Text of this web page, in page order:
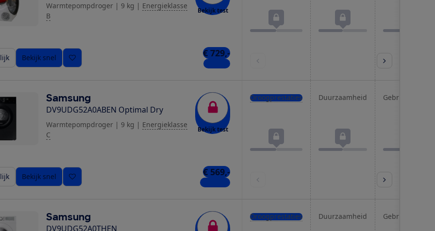
Warmtepompdroger | 9 kg | Energieklasse
B
Bekijk test
Bekijk snel € 729,-
1 winkel
Samsung
DV9UDG52A0ABEN Optimal Dry
Warmtepompdroger | 9 kg | Energieklasse
C
Bekijk test
Bekijk snel € 569,-
6 winkels
Droogprestaties Duurzaamheid Gebruiksgemak
Samsung
DV9UDG52A0THEN
Droogprestaties Duurzaamheid Gebruiksgemak